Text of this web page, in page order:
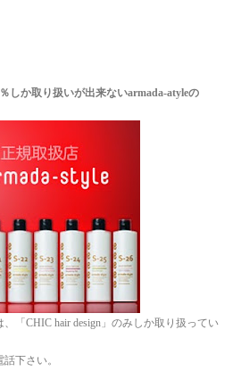
しか取り扱いが出来ないarmada-atyleの
「CHIC hair design」のみしか取り扱ってい
下さい。